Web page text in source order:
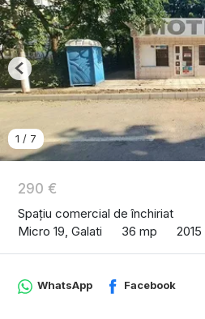
290 €
Spațiu comercial de închiriat
Micro 19, Galati
36 mp 2015
1 / 7
Previous
WhatsApp Facebook